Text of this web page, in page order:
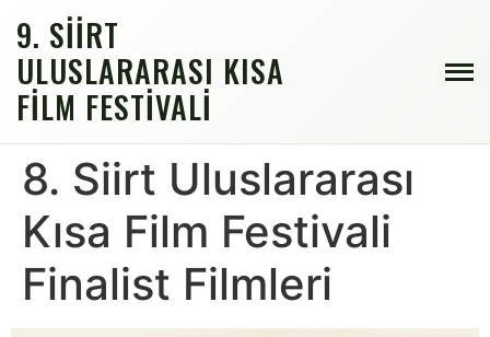
9. SIIRT
ULUSLARARASI KISA
FILM FESTIVALI
8. Siirt Uluslararası
Kısa Film Festivali
Finalist Filmleri